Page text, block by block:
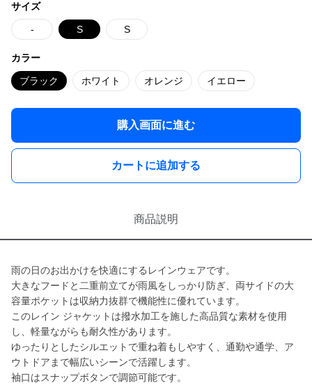
サイズ
- S S
カラー
ブラック ホワイト オレンジ イエロー
購入画面に進む
カートに追加する
商品説明
雨の日のお出かけを快適にするレインウェアです。
大きなフードと二重前立てが雨風をしっかり防ぎ、両サイドの大
容量ポケットは収納力抜群で機能性に優れています。
このレイン ジャケットは撥水加工を施した高品質な素材を使用
し、軽量ながらも耐久性があります。
ゆったりとしたシルエットで重ね着もしやすく、通勤や通学、ア
ウトドアまで幅広いシーンで活躍します。
袖口はスナップボタンで調節可能です。